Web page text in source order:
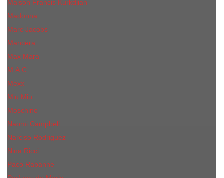
Maison Francis Kurkdjian
Madonna
Marc Jacobs
Mancera
Max Mara
M.А.C.
Mexx
Miu Miu
Mоsсhino
Naomi Campbell
Narciso Rodriguez
Nina Ricci
Paco Rabanne